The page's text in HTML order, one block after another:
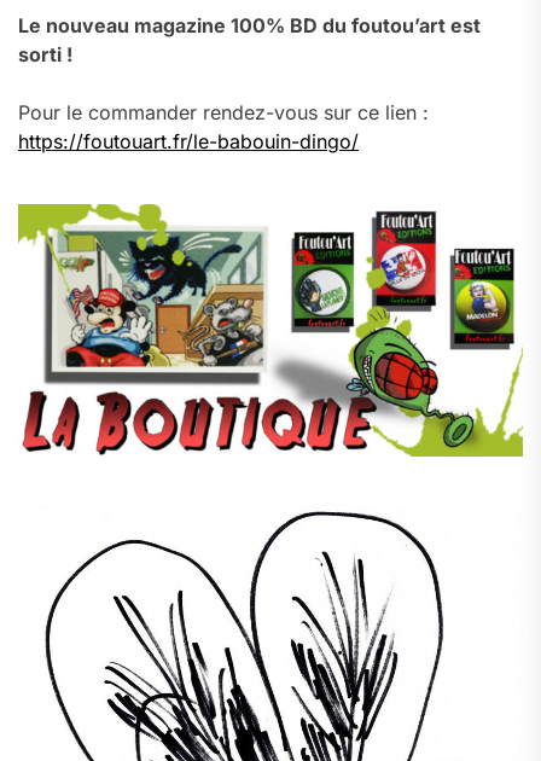
Le nouveau magazine 100% BD du foutou’art est
sorti !
Pour le commander rendez-vous sur ce lien :
https://foutouart.fr/le-babouin-dingo/